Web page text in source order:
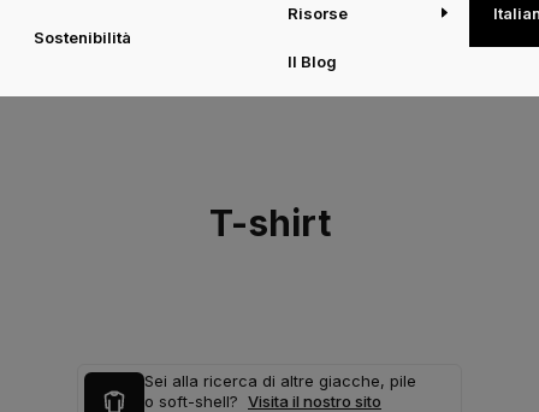
Sostenibilità
Risorse
Il Blog
T-shirt
Sei alla ricerca di altre giacche, pile
o soft-shell? Visita il nostro sito